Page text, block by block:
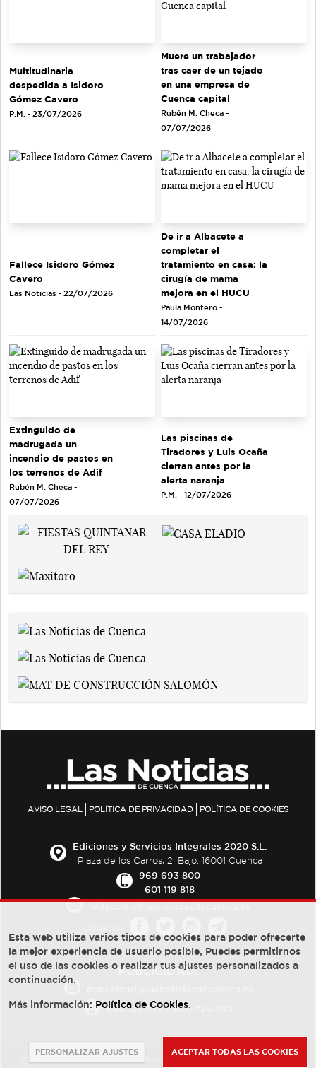
Multitudinaria
despedida a Isidoro
Gómez Cavero
P.M. - 23/07/2026
Muere un trabajador
tras caer de un tejado
en una empresa de
Cuenca capital
Rubén M. Checa -
07/07/2026
Fallece Isidoro Gómez
Cavero
Las Noticias - 22/07/2026
De ir a Albacete a
completar el
tratamiento en casa: la
cirugía de mama
mejora en el HUCU
Paula Montero -
14/07/2026
Extinguido de
madrugada un
incendio de pastos en
los terrenos de Adif
Rubén M. Checa -
07/07/2026
Las piscinas de
Tiradores y Luis Ocaña
cierran antes por la
alerta naranja
P.M. - 12/07/2026
AVISO LEGAL POLÍTICA DE PRIVACIDAD POLÍTICA DE COOKIES
Ediciones y Servicios Integrales 2020 S.L.
Plaza de los Carros, 2. Bajo. 16001 Cuenca
969 693 800
601 119 818
PUBLICIDAD:
684 126 573/670 726 392
Esta web utiliza varios tipos de cookies para poder ofrecerte
la mejor experiencia de usuario posible, Puedes permitirnos
el uso de las cookies o realizar tus ajustes personalizados a
continuación.
Más información: Política de Cookies.
PERSONALIZAR AJUSTES ACEPTAR TODAS LAS COOKIES